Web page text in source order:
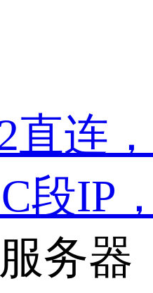
直连
段IP
务器